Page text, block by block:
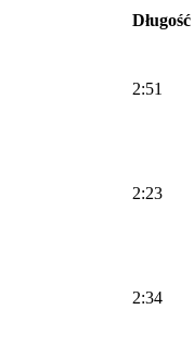
Długość
2:51
2:23
2:34